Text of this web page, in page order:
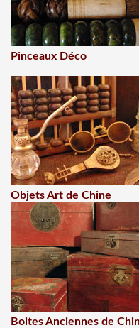
Pinceaux Déco
Objets Art de Chine
Boites Anciennes de